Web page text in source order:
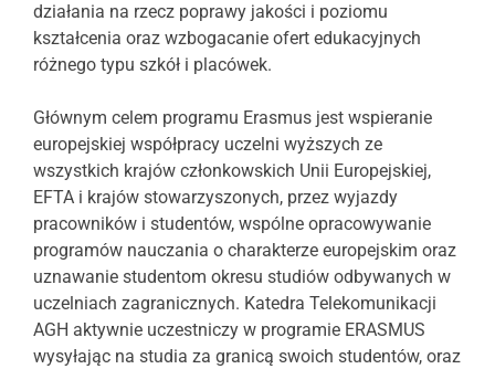
działania na rzecz poprawy jakości i poziomu
kształcenia oraz wzbogacanie ofert edukacyjnych
różnego typu szkół i placówek.
Głównym celem programu Erasmus jest wspieranie
europejskiej współpracy uczelni wyższych ze
wszystkich krajów członkowskich Unii Europejskiej,
EFTA i krajów stowarzyszonych, przez wyjazdy
pracowników i studentów, wspólne opracowywanie
programów nauczania o charakterze europejskim oraz
uznawanie studentom okresu studiów odbywanych w
uczelniach zagranicznych. Katedra Telekomunikacji
AGH aktywnie uczestniczy w programie ERASMUS
wysyłając na studia za granicą swoich studentów, oraz